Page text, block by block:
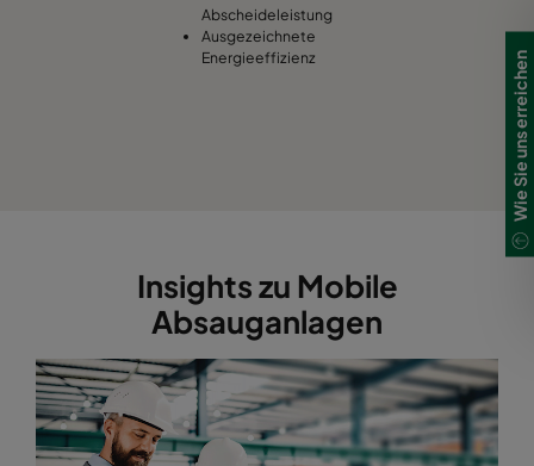
Abscheideleistung
Ausgezeichnete
Energieeffizienz
Insights zu Mobile
Absauganlagen
Wie Sie uns erreichen